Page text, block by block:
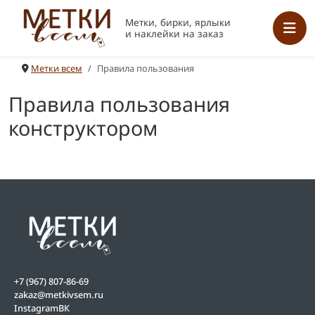
Метки, бирки, ярлыки
и наклейки на заказ
Метки всем Правила пользования
Правила пользования
конструктором
+7 (967) 807-86-69
zakaz@metkivsem.ru
InstagramВК